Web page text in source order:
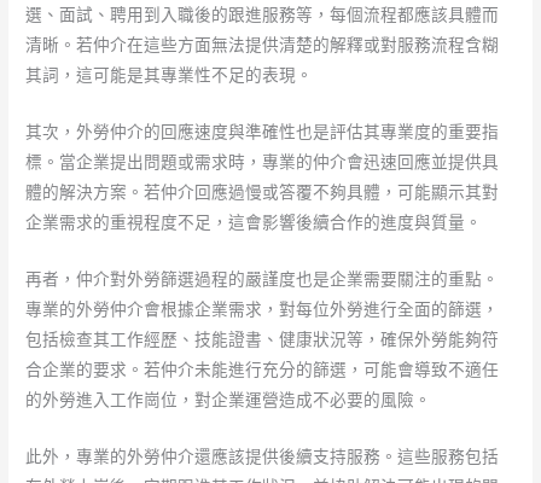
選、面試、聘用到入職後的跟進服務等，每個流程都應該具體而
清晰。若仲介在這些方面無法提供清楚的解釋或對服務流程含糊
其詞，這可能是其專業性不足的表現。
其次，外勞仲介的回應速度與準確性也是評估其專業度的重要指
標。當企業提出問題或需求時，專業的仲介會迅速回應並提供具
體的解決方案。若仲介回應過慢或答覆不夠具體，可能顯示其對
企業需求的重視程度不足，這會影響後續合作的進度與質量。
再者，仲介對外勞篩選過程的嚴謹度也是企業需要關注的重點。
專業的外勞仲介會根據企業需求，對每位外勞進行全面的篩選，
包括檢查其工作經歷、技能證書、健康狀況等，確保外勞能夠符
合企業的要求。若仲介未能進行充分的篩選，可能會導致不適任
的外勞進入工作崗位，對企業運營造成不必要的風險。
此外，專業的外勞仲介還應該提供後續支持服務。這些服務包括